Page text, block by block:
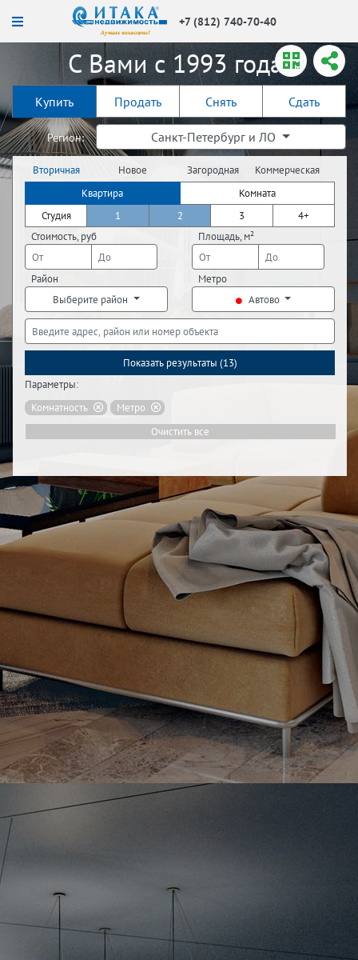
+7 (812) 740-70-40
С Вами с 1993 года!
Купить Продать Снять Сдать
Регион: Санкт-Петербург и ЛО
Вторичная
недвижимость
Новое
строительство
Загородная
недвижимость
Коммерческая
недвижимость
Квартира
Комната
Студия
1 2 3
4+
Стоимость, руб
Площадь, м²
Район
Выберите район
Метро
Автово
Показать результаты (13)
Параметры:
Комнатность
Метро
Очистить все